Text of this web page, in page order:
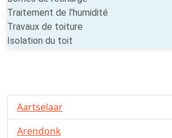
Traitement de l'humidité
Travaux de toiture
Isolation du toit
Aartselaar
Arendonk